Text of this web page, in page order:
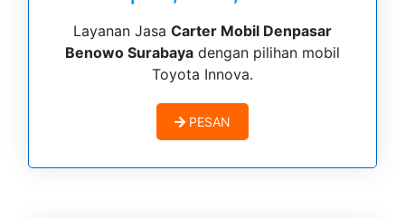
Layanan Jasa Carter Mobil Denpasar
Benowo Surabaya dengan pilihan mobil
Toyota Innova.
PESAN